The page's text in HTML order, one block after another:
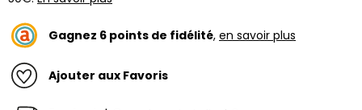
Gagnez 6 points de fidélité, en savoir plus
Ajouter aux Favoris